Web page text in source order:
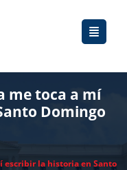
me toca a mí
Domingo
escribir la historia en Santo